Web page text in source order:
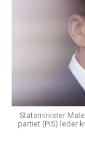
Statsminister
partiet (PiS) leder